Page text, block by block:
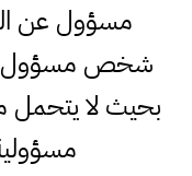
مسؤول عن
شخص مسؤول عن
بحيث لا يتحمل